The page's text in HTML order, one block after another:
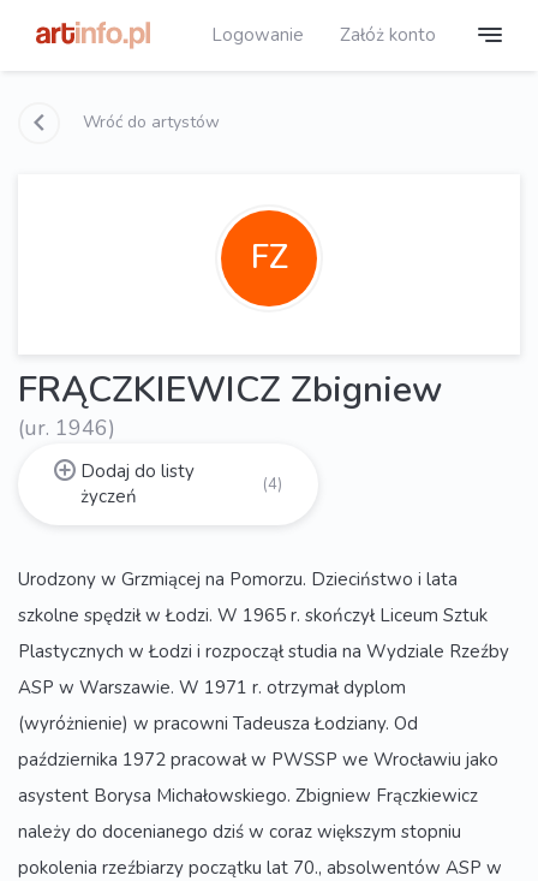
Logowanie Załóż konto
Wróć do artystów
FZ
FRĄCZKIEWICZ Zbigniew
(ur. 1946)
Dodaj do listy
życzeń
(4)
Urodzony w Grzmiącej na Pomorzu. Dzieciństwo i lata
szkolne spędził w Łodzi. W 1965 r. skończył Liceum Sztuk
Plastycznych w Łodzi i rozpoczął studia na Wydziale Rzeźby
ASP w Warszawie. W 1971 r. otrzymał dyplom
(wyróżnienie) w pracowni Tadeusza Łodziany. Od
października 1972 pracował w PWSSP we Wrocławiu jako
asystent Borysa Michałowskiego. Zbigniew Frączkiewicz
należy do docenianego dziś w coraz większym stopniu
pokolenia rzeźbiarzy początku lat 70., absolwentów ASP w